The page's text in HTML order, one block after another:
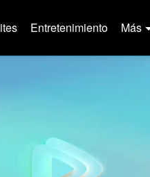
Entretenimiento Más